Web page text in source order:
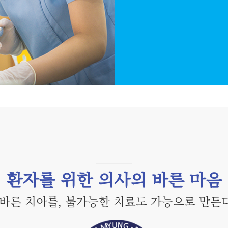
환자를 위한 의사의 바른 마음
른 치아를, 불가능한 치료도 가능으로 만든